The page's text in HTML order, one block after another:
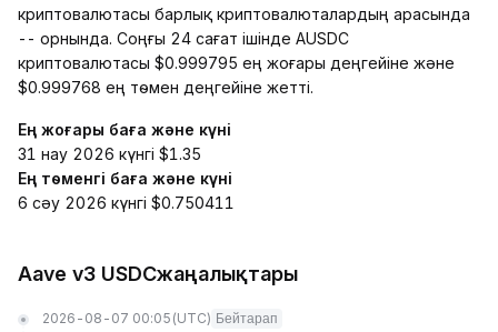
криптовалютасы барлық криптовалюталардың арасында
-- орнында. Соңғы 24 сағат ішінде AUSDC
криптовалютасы $0.999795 ең жоғары деңгейіне және
$0.999768 ең төмен деңгейіне жетті.
Ең жоғары баға және күні
31 нау 2026 күнгі $1.35
Ең төменгі баға және күні
6 сәу 2026 күнгі $0.750411
Aave v3 USDCжаңалықтары
2026-08-07 00:05 (UTC) Бейтарап